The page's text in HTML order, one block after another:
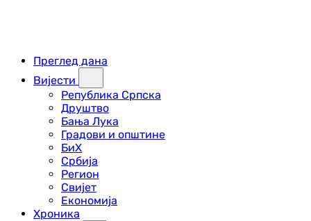
Преглед дана
Вијести
Република Српска
Друштво
Бања Лука
Градови и општине
БиХ
Србија
Регион
Свијет
Економија
Хроника